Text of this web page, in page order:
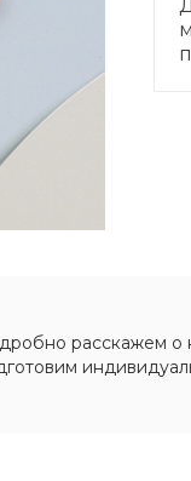
расскажем о